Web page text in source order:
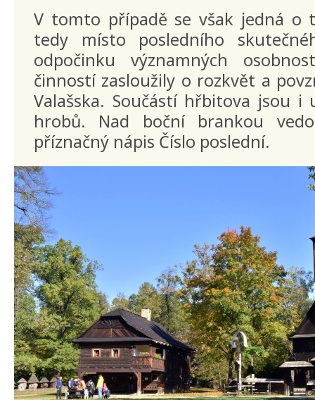
V tomto případě se však jedná o
tedy místo posledního
odpočinku významných
činností zasloužily o rozkvět a
Valašska. Součástí hřbitova jsou i
hrobů. Nad boční brankou
příznačný nápis Číslo poslední.